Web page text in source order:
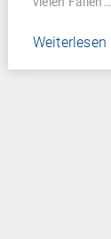
Weiterlesen